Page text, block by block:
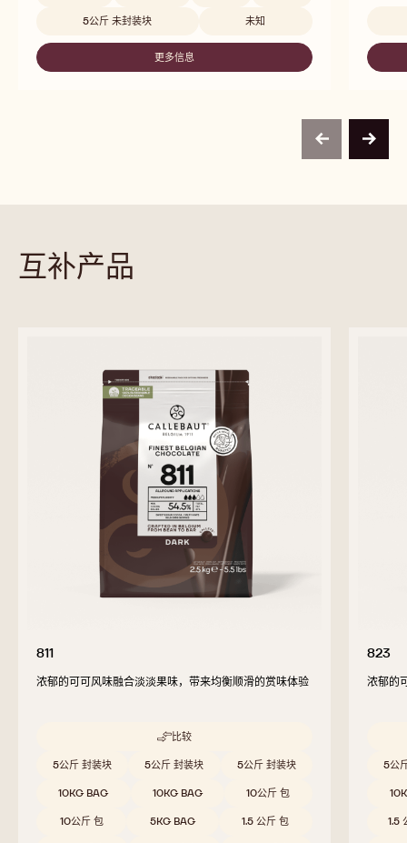
5公斤 未封装块 未知
更多信息
-
previousnext
互补产品
811
浓郁的可可风味融合淡淡果味，带来均衡顺滑的赏味体验
比较
-
811
Beschikbare maten
5公斤 封装块 5公斤 封装块 5公斤 封装块
10KG BAG 10KG BAG 10公斤 包
10公斤 包 5KG BAG 1.5 公斤 包
823
浓郁的
5公
1.5